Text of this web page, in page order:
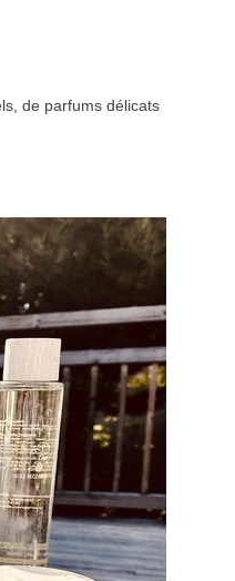
de parfums délicats